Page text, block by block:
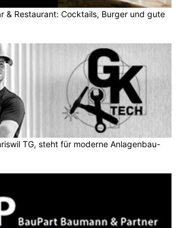
& Restaurant: Cocktails, Burger und gute
TG, steht für moderne Anlagenbau-